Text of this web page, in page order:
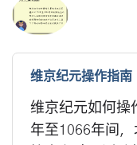
维京纪元操作指南
维京纪元如何操
年至1066年间